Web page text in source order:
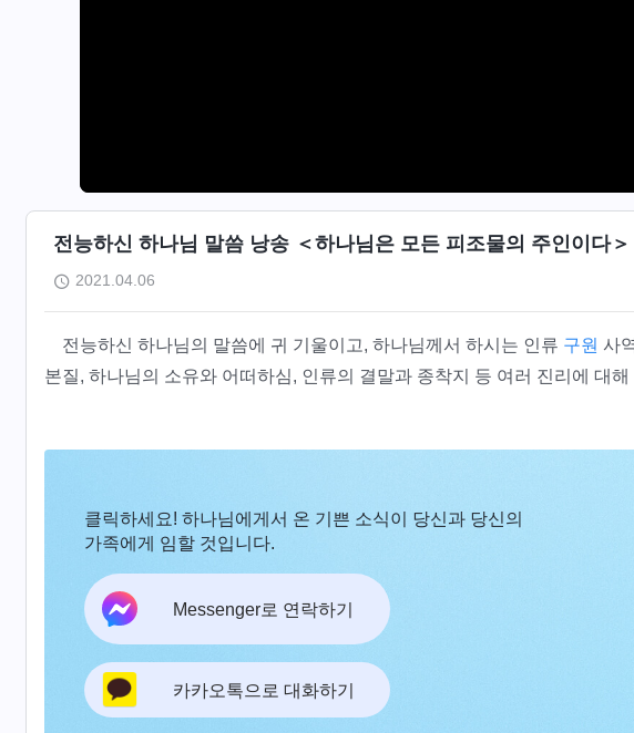
전능하신 하나님 말씀 낭송 ＜하나님은 모든 피조물의 주인이다＞
2021.04.06
전능하신 하나님의 말씀에 귀 기울이고, 하나님께서 하시는 인류 구원 사
본질, 하나님의 소유와 어떠하심, 인류의 결말과 종착지 등 여러 진리에 대해
클릭하세요! 하나님에게서 온 기쁜 소식이 당신과 당신의
가족에게 임할 것입니다.
Messenger로 연락하기
카카오톡으로 대화하기